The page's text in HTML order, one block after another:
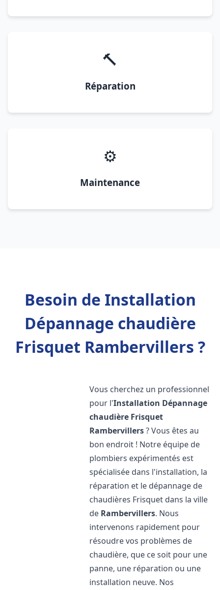
🔨
Réparation
⚙️
Maintenance
Besoin de Installation
Dépannage chaudière
Frisquet Rambervillers ?
Vous cherchez un professionnel
pour l'Installation Dépannage
chaudière Frisquet
Rambervillers? Vous êtes au
bon endroit ! Notre équipe de
plombiers expérimentés est
spécialisée dans l'installation, la
réparation et le dépannage de
chaudières Frisquet dans la ville
de Rambervillers. Nous
intervenons rapidement pour
résoudre vos problèmes de
chaudière, que ce soit pour une
panne, une réparation ou une
installation neuve. Nos